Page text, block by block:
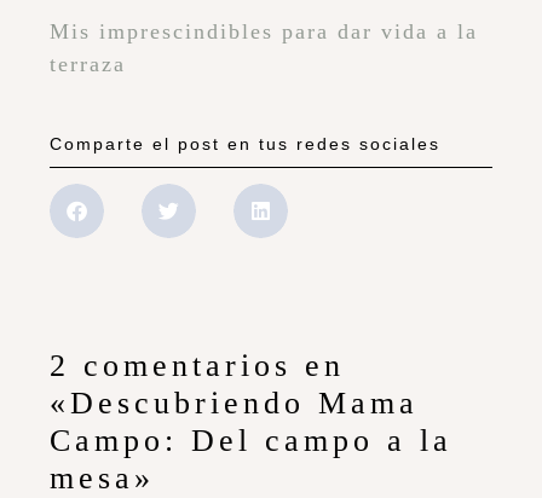
Mis imprescindibles para dar vida a la
terraza
Comparte el post en tus redes sociales
2 comentarios en
«Descubriendo Mama
Campo: Del campo a la
mesa»